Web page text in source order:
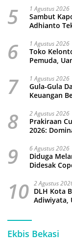
5 1 Agustus 2026
Sambut
Adhianto
6 1 Agustus 2026
Toko
Pemuda,
7 1 Agustus 2026
Gula-Gula
Keuangan
8 2 Agustus 2026
Prakiraan
2026:
9 6 Agustus 2026
Diduga
Didesak
10 2 Agustus
DLH Kota
Adiwiyata,
Ekbis Bekasi